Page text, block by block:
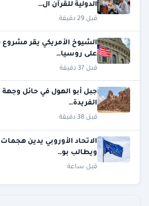
الدولية للقرآن ال…
قبل 29 دقيقة
الشيوخ الأمريكي يقر
على روسيا…
قبل 37 دقيقة
جبل أبو الهول في حائل وجهة
الفريدة…
قبل 38 دقيقة
الاتحاد الأوروبي يدين
ويطالب بو…
قبل ساعة